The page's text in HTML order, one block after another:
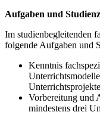
Aufgaben und
Im studienbegleitenden
folgende Aufgaben und
Kenntnis
Vorbereitung und
mindestens drei